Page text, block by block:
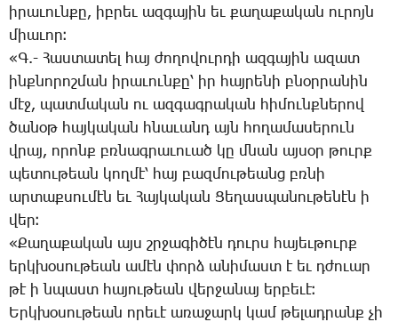
ի­րա­ւուն­քը, իբ­րեւ ազ­գա­յին եւ քա­ղա­քա­կան ու­րոյն
միա­ւոր։
«Գ.- ­Հաս­տա­տել հայ ժո­ղո­վուր­դի ազ­գա­յին ա­զատ
ինք­նո­րոշ­ման ի­րա­ւուն­քը՝ իր հայ­րե­նի բնօր­րա­նին
մէջ, պատ­մա­կան ու ազ­գագ­րա­կան հի­մունք­նե­րով
ծա­նօթ հայ­կա­կան հնա­ւանդ այն հո­ղա­մա­սե­րուն
վրայ, ո­րոնք բռնագ­րա­ւո­ւած կը մնան այ­սօր թուրք
պե­տու­թեան կող­մէ՝ հայ բազ­մու­թեանց բռնի
ար­տաք­սու­մէն եւ ­Հայ­կա­կան ­Ցե­ղաս­պա­նու­թե­նէն ի
վեր։
«­Քա­ղա­քա­կան այս շրջա­գի­ծէն դուրս հա­յեւ­թուրք
երկ­խօ­սու­թեան ա­մէն փորձ ա­նի­մաստ է եւ դժո­ւար
թէ ի նպաստ հա­յու­թեան վեր­ջա­նայ եր­բե­ւէ։
Երկ­խօ­սու­թեան ո­րե­ւէ ա­ռա­ջարկ կամ թե­լադ­րանք չի